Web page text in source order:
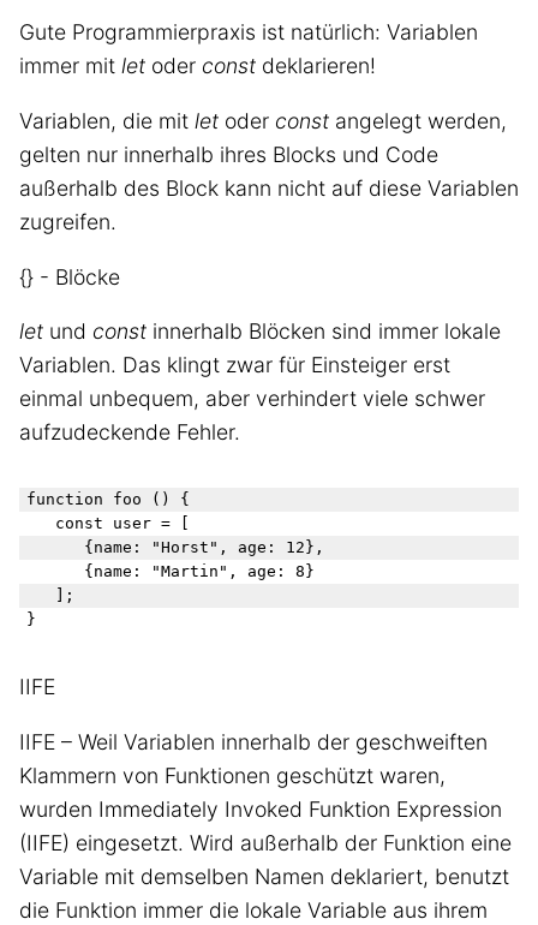
Gute Programmierpraxis ist natürlich: Variablen
immer mit let oder const deklarieren!
Variablen, die mit let oder const angelegt werden,
gelten nur innerhalb ihres Blocks und Code
außerhalb des Block kann nicht auf diese Variablen
zugreifen.
{} - Blöcke
let und const innerhalb Blöcken sind immer lokale
Variablen. Das klingt zwar für Einsteiger erst
einmal unbequem, aber verhindert viele schwer
aufzudeckende Fehler.
function foo () {
IIFE
IIFE – Weil Variablen innerhalb der geschweiften
Klammern von Funktionen geschützt waren,
wurden Immediately Invoked Funktion Expression
(IIFE) eingesetzt. Wird außerhalb der Funktion eine
Variable mit demselben Namen deklariert, benutzt
die Funktion immer die lokale Variable aus ihrem